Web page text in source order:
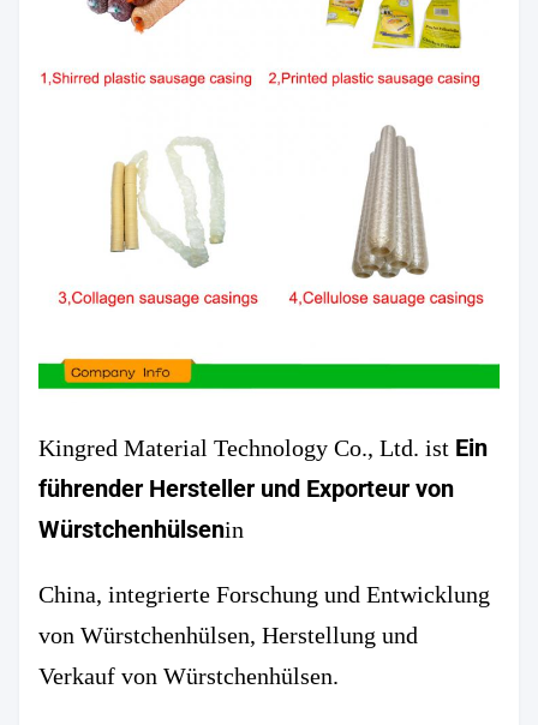
Kingred Material Technology Co., Ltd. ist Ein
führender Hersteller und Exporteur von
Würstchenhülsenin
China, integrierte Forschung und Entwicklung
von Würstchenhülsen, Herstellung und
Verkauf von Würstchenhülsen.